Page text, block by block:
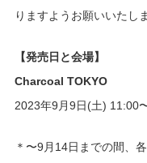
りますようお願いいたし
【発売日と会場】
Charcoal TOKYO
2023年9月9日(土) 11:00
＊〜9月14日までの間、